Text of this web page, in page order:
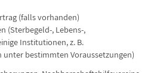
(falls vorhanden)
(Sterbegeld-, Lebens-,
Institutionen, z. B.
unter bestimmten Voraussetzungen)